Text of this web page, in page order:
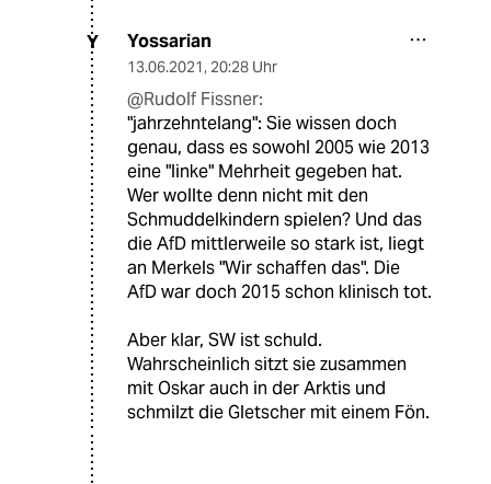
Y Yossarian
13.06.2021, 20:28 Uhr
@Rudolf Fissner:
"jahrzehntelang": Sie wissen doch
genau, dass es sowohl 2005 wie 2013
eine "linke" Mehrheit gegeben hat.
Wer wollte denn nicht mit den
Schmuddelkindern spielen? Und das
die AfD mittlerweile so stark ist, liegt
an Merkels "Wir schaffen das". Die
AfD war doch 2015 schon klinisch tot.
Aber klar, SW ist schuld.
Wahrscheinlich sitzt sie zusammen
mit Oskar auch in der Arktis und
schmilzt die Gletscher mit einem Fön.